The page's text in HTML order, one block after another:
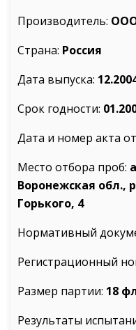
Производитель:
Страна: Россия
Дата выпуска:
Срок годности:
Дата и номер акта
Место отбора проб:
Воронежская обл.,
Горького, 4
Нормативный
Регистрационный
Размер партии: 18
Результаты